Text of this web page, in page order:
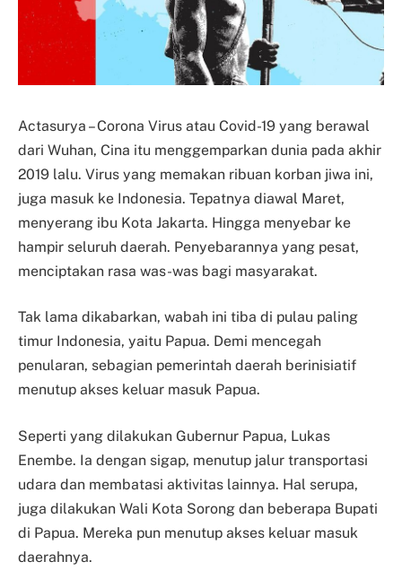
Actasurya – Corona Virus atau Covid-19 yang berawal
dari Wuhan, Cina itu menggemparkan dunia pada akhir
2019 lalu. Virus yang memakan ribuan korban jiwa ini,
juga masuk ke Indonesia. Tepatnya diawal Maret,
menyerang ibu Kota Jakarta. Hingga menyebar ke
hampir seluruh daerah. Penyebarannya yang pesat,
menciptakan rasa was-was bagi masyarakat.
Tak lama dikabarkan, wabah ini tiba di pulau paling
timur Indonesia, yaitu Papua. Demi mencegah
penularan, sebagian pemerintah daerah berinisiatif
menutup akses keluar masuk Papua.
Seperti yang dilakukan Gubernur Papua, Lukas
Enembe. Ia dengan sigap, menutup jalur transportasi
udara dan membatasi aktivitas lainnya. Hal serupa,
juga dilakukan Wali Kota Sorong dan beberapa Bupati
di Papua. Mereka pun menutup akses keluar masuk
daerahnya.